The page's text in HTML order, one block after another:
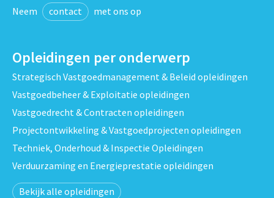
Neem contact met ons op
Opleidingen per onderwerp
Strategisch Vastgoedmanagement & Beleid opleidingen
Vastgoedbeheer & Exploitatie opleidingen
Vastgoedrecht & Contracten opleidingen
Projectontwikkeling & Vastgoedprojecten opleidingen
Techniek, Onderhoud & Inspectie Opleidingen
Verduurzaming en Energieprestatie opleidingen
Bekijk alle opleidingen